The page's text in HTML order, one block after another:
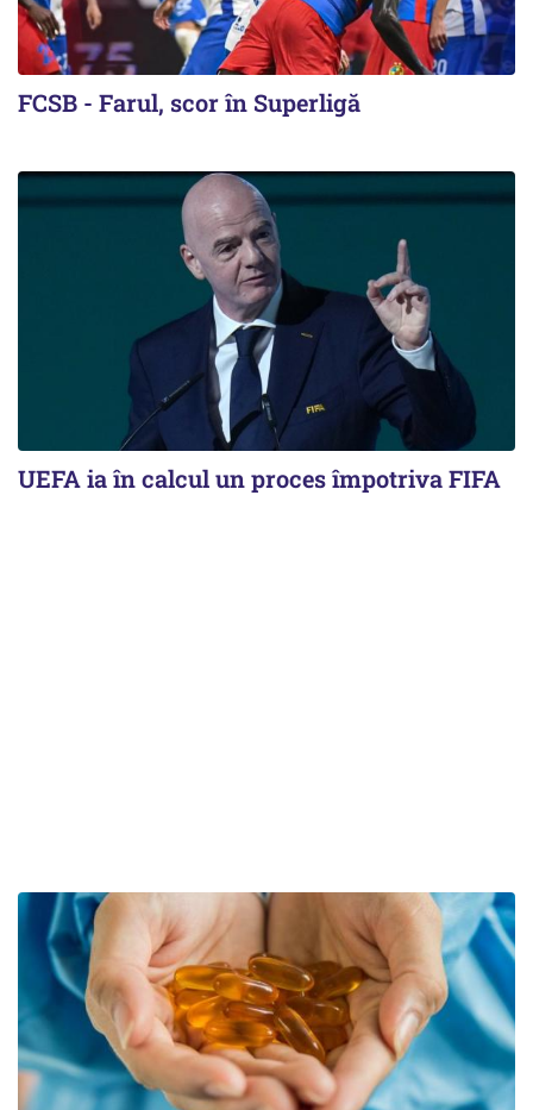
FCSB - Farul, scor în Superligă
UEFA ia în calcul un proces împotriva FIFA